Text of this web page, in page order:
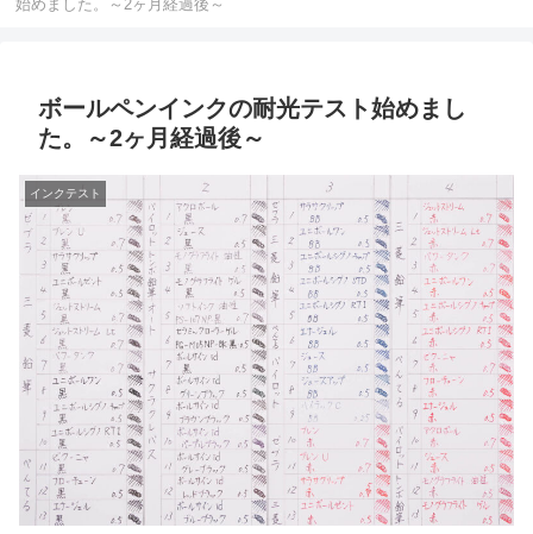
始めました。～2ヶ月経過後～
ボールペンインクの耐光テスト始めまし
た。～2ヶ月経過後～
インクテスト